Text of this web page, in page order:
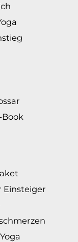
Book
Einsteiger